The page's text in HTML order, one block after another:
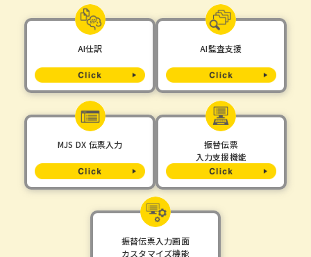
AI仕訳 AI監査支援
MJS DX 伝票入力
振替伝票
入力支援機能
振替伝票入力画面
カスタマイズ機能